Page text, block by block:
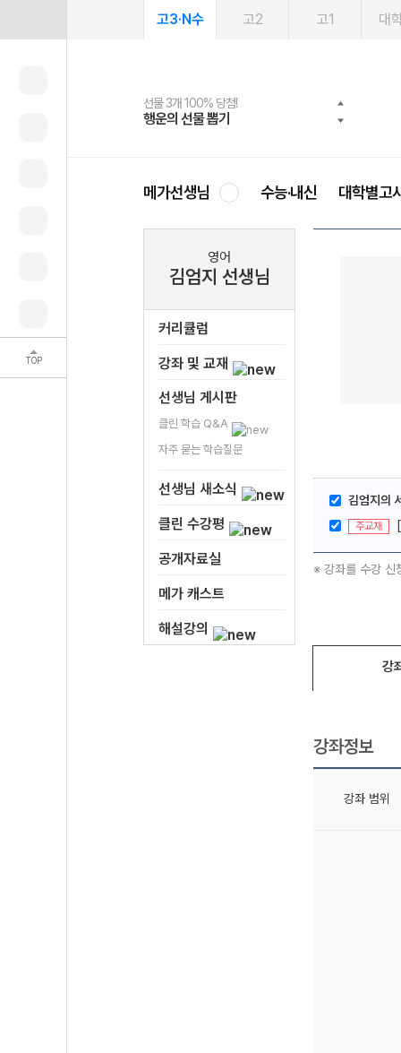
TOP
고3·N수 고2 고1 대
선물 3개 100% 당첨!
행운의 선물 뽑기
선물 100% 증정!
메가스터디 X 올리브
여름방학 스터디 캐시백
메가런 썸머스쿨
2027 러셀 단과
강사 공개선발
스마트러닝앱
설문 EVENT
메가패스
3일 무료 체험권
메가패스 수강생 무료혜택!
메가클럽 멤버십
사회공헌 캠페인
희망이룸 메가나눔
메가선생님 수능·내신 대학별고
영어
김엄지 선생님
커리큘럼
강좌 및 교재
선생님 게시판
클린 학습 Q&A
자주 묻는 학습질문
선생님 새소식
클린 수강평
공개자료실
메가 캐스트
해설강의
김엄지의
주교재
※ 강좌를 수강 신
강
강좌정보
강좌 범위